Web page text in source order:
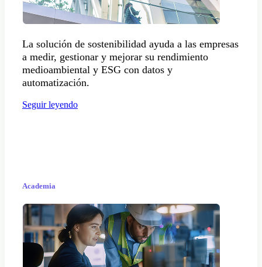
La solución de sostenibilidad ayuda a las empresas
a medir, gestionar y mejorar su rendimiento
medioambiental y ESG con datos y
automatización.
Seguir leyendo
Academia